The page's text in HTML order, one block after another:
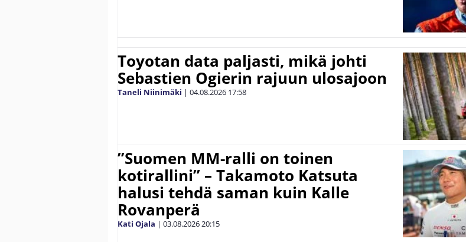
Toyotan data paljasti, mikä johti
Sebastien Ogierin rajuun ulosajoon
Taneli Niinimäki | 04.08.2026 17:58
”Suomen MM-ralli on toinen
kotirallini” – Takamoto Katsuta
halusi tehdä saman kuin Kalle
Rovanperä
Kati Ojala | 03.08.202620:15